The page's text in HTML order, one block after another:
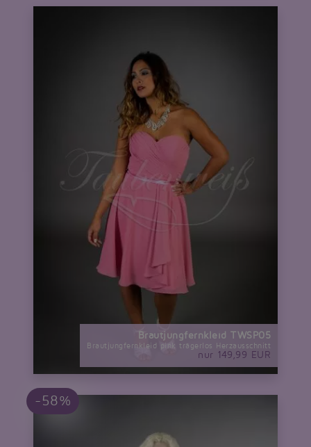
Brautjungfernkleid TWSP05
Brautjungfernkleid pink trägerlos Herzausschnitt
nur 149,99 EUR
-58%